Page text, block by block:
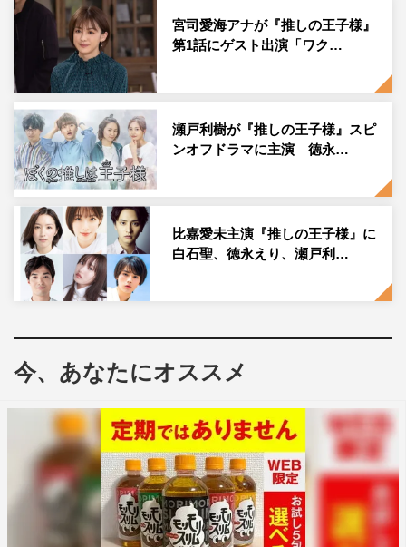
うございます 利樹くんの26歳が素敵な1年となりますよ
うに」「お誕生日おめでとう～！素敵な利になりますよう
に！」「利樹くんおめでとう 茶髪めっちゃ似合ってる好
き！ 26歳の利樹くんもいっぱい見たいです」などの祝福
コメントが多数寄せれられている。
瀬戸利樹公式Instagram：
https://www.instagram.com/toshiki_seto_official/
宮司愛海アナが『推しの王子様』
第1話にゲスト出演「ワク…
瀬戸利樹が『推しの王子様』スピ
ンオフドラマに主演 徳永…
比嘉愛未主演『推しの王子様』に
白石聖、徳永えり、瀬戸利…
今、あなたにオススメ